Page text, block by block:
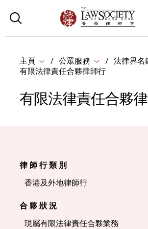
主頁 公眾服務
法律界名
有限法律責任合夥律師行
有限法律責任合夥
律 師 行 類 別
合 夥 狀 況